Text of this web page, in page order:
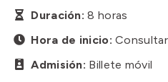
 Duración:8 horas
 Hora de inicio:
 Admisión: Billete móvil